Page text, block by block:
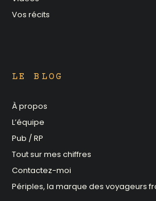
Vos récits
LE BLOG
À propos
L’équipe
Pub / RP
Tout sur mes chiffres
Contactez-moi
Périples, la marque des voyageurs